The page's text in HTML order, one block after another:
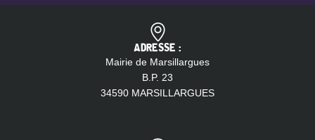
ADRESSE :
Mairie de Marsillargues
B.P. 23
34590 MARSILLARGUES